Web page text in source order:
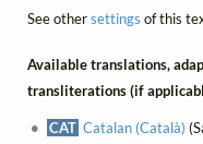
See othersettings of this
Available translations,
transliterations (if
CAT Catalan (Català)